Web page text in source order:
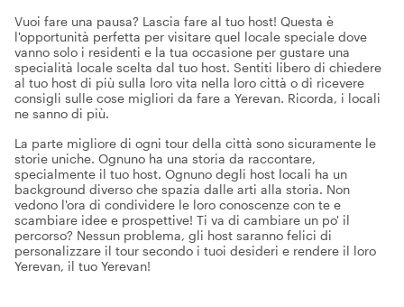
Vuoi fare una pausa? Lascia fare al tuo host! Questa è
l'opportunità perfetta per visitare quel locale speciale dove
vanno solo i residenti e la tua occasione per gustare una
specialità locale scelta dal tuo host. Sentiti libero di chiedere
al tuo host di più sulla loro vita nella loro città o di ricevere
consigli sulle cose migliori da fare a Yerevan. Ricorda, i locali
ne sanno di più.
La parte migliore di ogni tour della città sono sicuramente le
storie uniche. Ognuno ha una storia da raccontare,
specialmente il tuo host. Ognuno degli host locali ha un
background diverso che spazia dalle arti alla storia. Non
vedono l'ora di condividere le loro conoscenze con te e
scambiare idee e prospettive! Ti va di cambiare un po' il
percorso? Nessun problema, gli host saranno felici di
personalizzare il tour secondo i tuoi desideri e rendere il loro
Yerevan, il tuo Yerevan!